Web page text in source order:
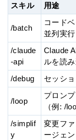
スキル 用途
/batch
コード
並列実行
/claude
-api
Claude
ルを読
/debug
セッシ
/loop
プロン
（例: /
/simplif
y
変更フ
ージェン